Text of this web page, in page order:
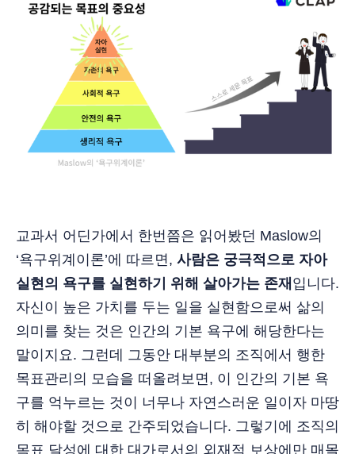
교과서 어딘가에서 한번쯤은 읽어봤던 Maslow의
‘욕구위계이론’에 따르면, 사람은 궁극적으로 자아
실현의 욕구를 실현하기 위해 살아가는 존재 입니다.
자신이 높은 가치를 두는 일을 실현함으로써 삶의
의미를 찾는 것은 인간의 기본 욕구에 해당한다는
말이지요. 그런데 그동안 대부분의 조직에서 행한
목표관리의 모습을 떠올려보면, 이 인간의 기본 욕
구를 억누르는 것이 너무나 자연스러운 일이자 마땅
히 해야할 것으로 간주되었습니다. 그렇기에 조직의
목표 달성에 대한 대가로서의 외재적 보상에만 매몰